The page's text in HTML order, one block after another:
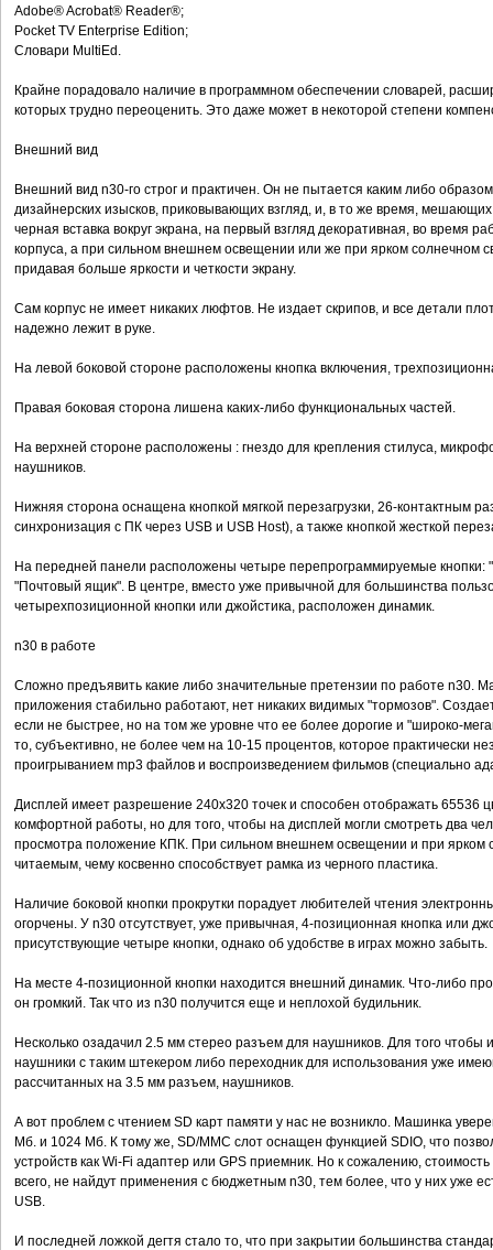
Adobe® Acrobat® Reader®;
Pocket TV Enterprise Edition;
Словари MultiEd.
Крайне порадовало наличие в программном обеспечении словарей,
которых трудно переоценить. Это даже может в некоторой степени
Внешний вид
Внешний вид n30-го строг и практичен. Он не пытается каким либо
дизайнерских изысков, приковывающих взгляд, и, в то же время,
черная вставка вокруг экрана, на первый взгляд декоративная, во время
корпуса, а при сильном внешнем освещении или же при ярком солнечном
придавая больше яркости и четкости экрану.
Сам корпус не имеет никаких люфтов. Не издает скрипов, и все детали
надежно лежит в руке.
На левой боковой стороне расположены кнопка включения,
Правая боковая сторона лишена каких-либо функциональных частей.
На верхней стороне расположены : гнездо для крепления стилуса,
наушников.
Нижняя сторона оснащена кнопкой мягкой перезагрузки, 26-контактным
синхронизация с ПК через USB и USB Host), а также кнопкой жесткой
На передней панели расположены четыре перепрограммируемые кнопки:
"Почтовый ящик". В центре, вместо уже привычной для большинства
четырехпозиционной кнопки или джойстика, расположен динамик.
n30 в работе
Сложно предъявить какие либо значительные претензии по работе n30.
приложения стабильно работают, нет никаких видимых "тормозов".
если не быстрее, но на том же уровне что ее более дорогие и "широко-
то, субъективно, не более чем на 10-15 процентов, которое практически
проигрыванием mp3 файлов и воспроизведением фильмов (специально
Дисплей имеет разрешение 240x320 точек и способен отображать 65536
комфортной работы, но для того, чтобы на дисплей могли смотреть два
просмотра положение КПК. При сильном внешнем освещении и при ярком
читаемым, чему косвенно способствует рамка из черного пластика.
Наличие боковой кнопки прокрутки порадует любителей чтения
огорчены. У n30 отсутствует, уже привычная, 4-позиционная кнопка или
присутствующие четыре кнопки, однако об удобстве в играх можно забыть.
На месте 4-позиционной кнопки находится внешний динамик. Что-либо про
он громкий. Так что из n30 получится еще и неплохой будильник.
Несколько озадачил 2.5 мм стерео разъем для наушников. Для того чтобы
наушники с таким штекером либо переходник для использования уже
рассчитанных на 3.5 мм разъем, наушников.
А вот проблем с чтением SD карт памяти у нас не возникло. Машинка
Мб. и 1024 Мб. К тому же, SD/MMC слот оснащен функцией SDIO, что
устройств как Wi-Fi адаптер или GPS приемник. Но к сожалению,
всего, не найдут применения с бюджетным n30, тем более, что у них уже
USB.
И последней ложкой дегтя стало то, что при закрытии большинства